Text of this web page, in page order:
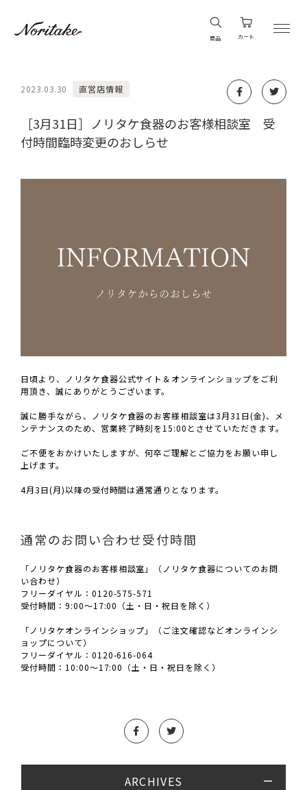
商品 カート
2023.03.30 直営店情報
［3月31日］ノリタケ食器のお客様相談室 受
付時間臨時変更のおしらせ
日頃より、ノリタケ食器公式サイト＆オンラインショップをご利
用頂き、誠にありがとうございます。
誠に勝手ながら、ノリタケ食器のお客様相談室は3月31日(金)、メ
ンテナンスのため、営業終了時刻を15:00とさせていただきます。
ご不便をおかけいたしますが、何卒ご理解とご協力をお願い申し
上げます。
4月3日(月)以降の受付時間は通常通りとなります。
通常のお問い合わせ受付時間
「ノリタケ食器のお客様相談室」（ノリタケ食器についてのお問
い合わせ）
フリーダイヤル：0120-575-571
受付時間：9:00～17:00（土・日・祝日を除く）
「ノリタケオンラインショップ」（ご注文確認などオンラインシ
ョップについて）
フリーダイヤル：0120-616-064
受付時間：10:00～17:00（土・日・祝日を除く）
ARCHIVES